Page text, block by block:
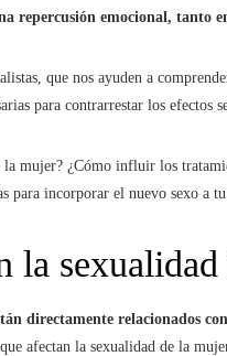
repercusión emocional, tanto
que nos ayuden a
para contrarrestar los efectos
mujer? ¿Cómo influir los
para incorporar el nuevo sexo a
la
directamente relacionados
afectan la sexualidad de la